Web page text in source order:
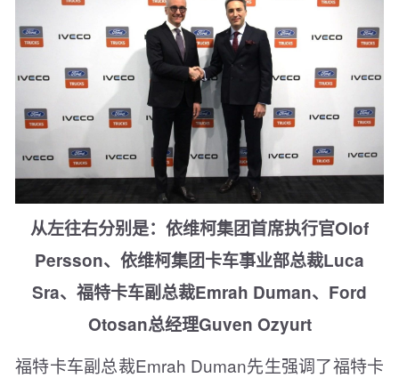
从左往右分别是：依维柯集团首席执行官Olof
Persson、依维柯集团卡车事业部总裁Luca
Sra、福特卡车副总裁Emrah Duman、Ford
Otosan总经理Guven Ozyurt
福特卡车副总裁Emrah Duman先生强调了福特卡